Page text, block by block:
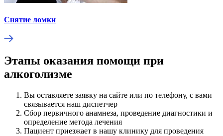
Снятие ломки
Этапы оказания помощи при
алкоголизме
Вы оставляете заявку на сайте или по телефону, с вами
связывается наш диспетчер
Сбор первичного анамнеза, проведение диагностики и
определение метода лечения
Пациент приезжает в нашу клинику для проведения